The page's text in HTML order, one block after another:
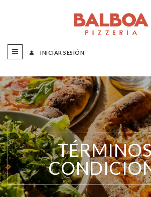
INICIAR SESIÓN